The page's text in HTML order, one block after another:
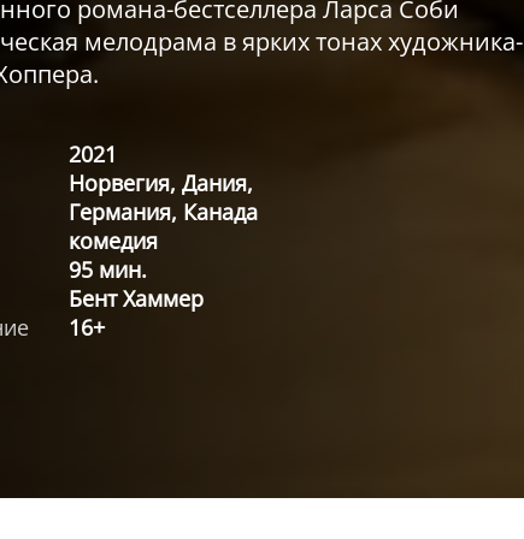
романа-бестселлера Ларса Соби
мелодрама в ярких тонах художника-
2021
Норвегия, Дания,
Германия, Канада
комедия
95 мин.
Бент Хаммер
16+